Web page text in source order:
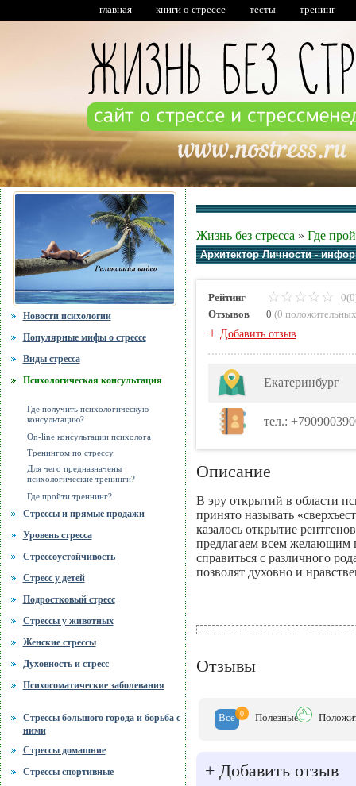
главная книги о стрессе тесты тренинг
Новости психологии
Популярные мифы о стрессе
Виды стресса
Психологическая консультация
Где получить психологическую
консультацию?
On-line консультации психолога
Тренингом по стрессу
Для чего предназначены
психологические тренинги?
Где пройти треннинг?
Стрессы и прямые продажи
Уровень стресса
Стрессоустойчивость
Стресс у детей
Подростковый стресс
Стрессы у животных
Женские стрессы
Духовность и стресс
Психосоматические заболевания
Стрессы большого города и борьба с
ними
Стрессы домашние
Стрессы спортивные
Жизнь без стресса » Где
Архитектор Личности -
Рейтинг
Отзывов
0 (0 положительных
+ Добавить отзыв
Екатеринбург
тел.:
Описание
В эру открытий в области
принято называть
казалось открытие
предлагаем всем желающим
справиться с различного
позволят духовно и
Отзывы
Все 0 Полезные
+Добавить отзыв